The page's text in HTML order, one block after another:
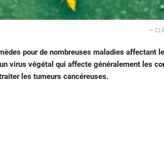
— CI
pour de nombreuses maladies affectant
virus végétal qui affecte généralement les
les tumeurs cancéreuses.